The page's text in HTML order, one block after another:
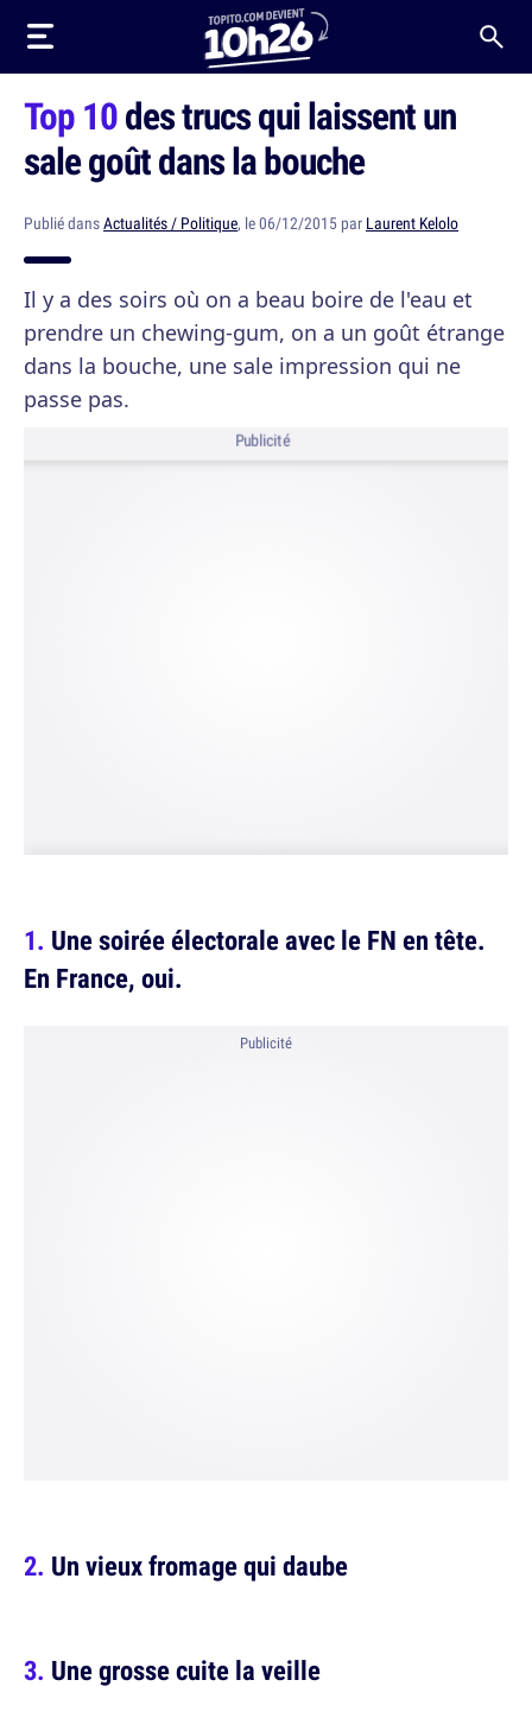
Top 10des trucs qui laissent un
sale goût dans la bouche
Publié dansActualités / Politique, le 06/12/2015 par Laurent Kelolo
Il y a des soirs où on a beau boire de l'eau et
prendre un chewing-gum, on a un goût étrange
dans la bouche, une sale impression qui ne
passe pas.
Publicité
Une soirée électorale avec le FN en tête.
En France, oui.
Publicité
Un vieux fromage qui daube
Une grosse cuite la veille